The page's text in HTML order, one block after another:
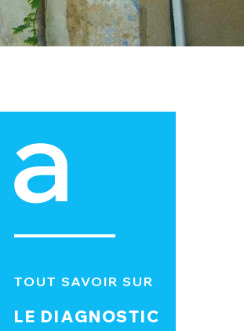
TOUT SAVOIR SUR
LE DIAGNOSTIC